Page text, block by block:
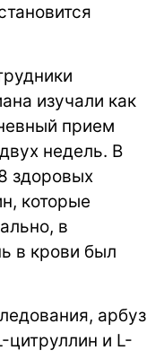
изучали как
прием
недель. В
здоровых
которые
в
в крови был
арбуз
и L-